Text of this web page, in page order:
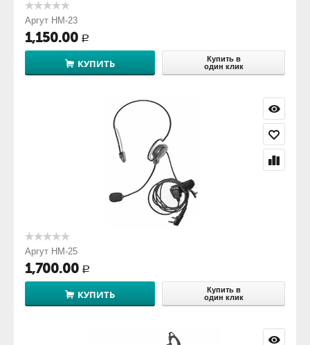
Аргут HM-23
1,150.00 Р
КУПИТЬ
Купить в
один клик
Аргут HM-25
1,700.00 Р
КУПИТЬ
Купить в
один клик